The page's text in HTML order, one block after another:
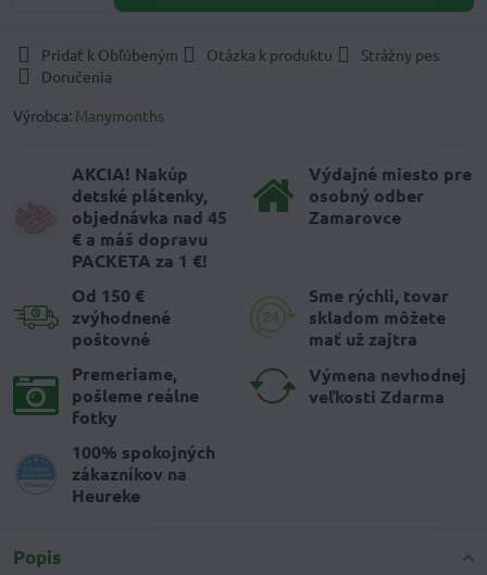
Pridať k Obľúbeným Otázka k produktu
Strážny pes
Doručenia
Výrobca: Manymonths
AKCIA! Nakúp
detské plátenky,
objednávka nad 45
€ a máš dopravu
PACKETA za 1 €!
Výdajné miesto pre
osobný odber
Zamarovce
Od 150 €
zvýhodnené
poštovné
Sme rýchli, tovar
skladom môžete
mať už zajtra
Premeriame,
pošleme reálne
fotky
Výmena nevhodnej
veľkosti Zdarma
100% spokojných
zákazníkov na
Heureke
Popis